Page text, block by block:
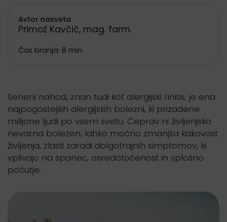
Avtor nasveta
Primož Kavčič, mag. farm.
Čas branja: 8 min
Seneni nahod, znan tudi kot alergijski rinitis, je ena
najpogostejših alergijskih bolezni, ki prizadene
milijone ljudi po vsem svetu. Čeprav ni življenjsko
nevarna bolezen, lahko močno zmanjša kakovost
življenja, zlasti zaradi dolgotrajnih simptomov, ki
vplivajo na spanec, osredotočenost in splošno
počutje.